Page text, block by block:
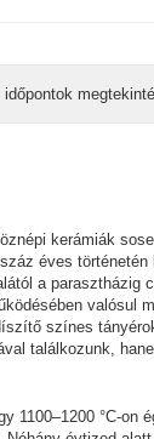
időpontok
kerámiák
éves
a
valósul
színes
találkozunk,
1100–1200 °C-